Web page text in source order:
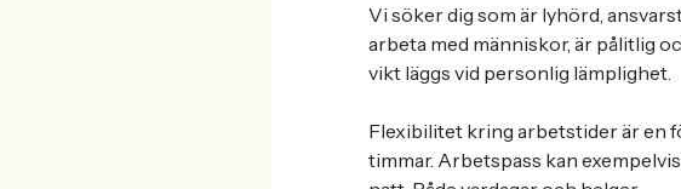
Vi söker dig som är lyhörd,
arbeta med människor, är pålitlig
vikt läggs vid personlig lämplighet.
Flexibilitet kring arbetstider är en
timmar. Arbetspass kan